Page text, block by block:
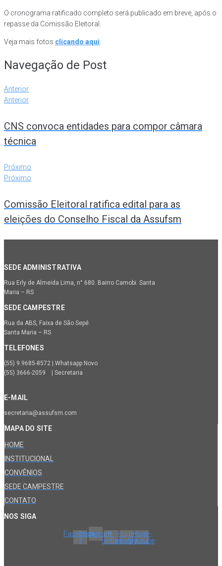
O cronograma ratificado completo será publicado em breve, após o
repasse da Comissão Eleitoral.
Veja mais fotos clicando aqui
Navegação de Post
Anterior
Anterior
CNS convoca entidades para compor câmara
técnica
Próximo
Próximo
Comissão Eleitoral ratifica edital para as
eleições do Conselho Fiscal da Assufsm
SEDE ADMINISTRATIVA
Rua Erly de Almeida Lima, n° 680. Bairro Camobi. Santa
Maria – RS
SEDE CAMPESTRE
Rua da ABS, Faixa de São Sepé.
Santa Maria – RS
TELEFONES
(55) 9.9685-8572 | Whatsapp Novo
(55) 3666-2059 | Secretaria
E-MAIL
secretaria@assufsm.com
MAPA DO SITE
HOME
INSTITUCIONAL
CONVÊNIOS
SEDE CAMPESTRE
CONTATO
NOS SIGA
Facebook-
f
InstagramX-
twitter
Huge-
spotify
Huge-
youtube